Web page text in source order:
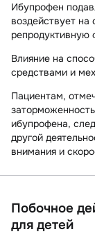
Ибупрофен
воздействует
репродуктивную
Влияние на
средствами и
Пациентам,
ибупрофена,
другой
внимания и
Побочное
для детей